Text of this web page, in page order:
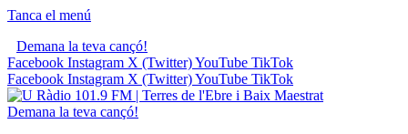
Tanca el menú
Demana la teva cançó!
Facebook Instagram X (Twitter)YouTube TikTok
Facebook Instagram X (Twitter)YouTube TikTok
Demana la teva cançó!